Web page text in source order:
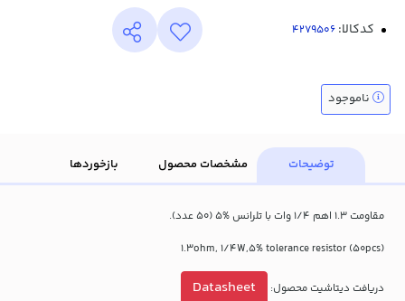
کدکالا:
ناموجود
توضیحات مشخصات محصول بازخوردها
مقاومت 1.3 اهم 1/4 وات با تلرانس %5 (50 عدد).
(1.3ohm, 1/4W,5% tolerance resistor (50pcs
دریافت دیتاشیت محصول: Datasheet